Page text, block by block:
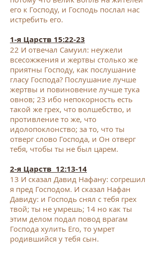
его к Господу, и Господь послал нас
истребить его.
1-я Царств 15:22-23
22 И отвечал Самуил: неужели
всесожжения и жертвы столько же
приятны Господу, как послушание
гласу Господа? Послушание лучше
жертвы и повиновение лучше тука
овнов; 23 ибо непокорность есть
такой же грех, что волшебство, и
противление то же, что
идолопоклонство; за то, что ты
отверг слово Господа, и Он отверг
тебя, чтобы ты не был царем.
2-я Царств 12:13-14
13 И сказал Давид Нафану: согрешил
я пред Господом. И сказал Нафан
Давиду: и Господь снял с тебя грех
твой; ты не умрешь; 14 но как ты
этим делом подал повод врагам
Господа хулить Его, то умрет
родившийся у тебя сын.